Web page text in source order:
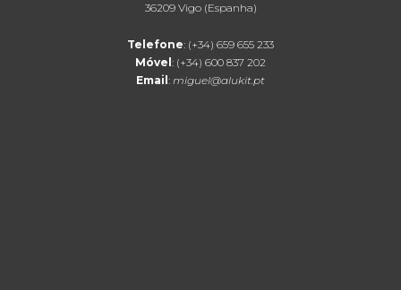
36209 Vigo (Espanha)
Telefone: (+34) 659 655 233
Móvel : (+34) 600 837 202
Email : miguel@alukit.pt